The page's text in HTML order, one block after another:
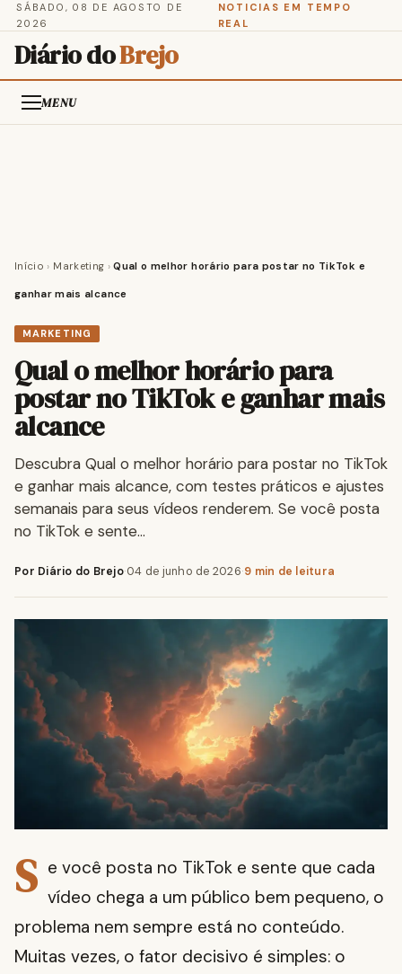
SÁBADO, 08 DE AGOSTO DE
2026
NOTICIAS EM TEMPO
REAL
Diário doBrejo
MENU
Início › Marketing › Qual o melhor horário para postar no TikTok e
ganhar mais alcance
MARKETING
Qual o melhor horário para
postar no TikTok e ganhar mais
alcance
Descubra Qual o melhor horário para postar no TikTok
e ganhar mais alcance, com testes práticos e ajustes
semanais para seus vídeos renderem. Se você posta
no TikTok e sente…
Por Diário do Brejo·04 de junho de 2026·9 min de leitura
S e você posta no TikTok e sente que cada
vídeo chega a um público bem pequeno, o
problema nem sempre está no conteúdo.
Muitas vezes, o fator decisivo é simples: o